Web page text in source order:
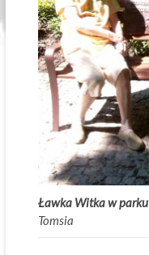
Ławka Witka w
Tomsia